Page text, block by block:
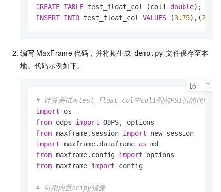
CREATE TABLE test_float_col (col1 double
INSERT INTO test_float_col VALUES (3.75),(2.51
编写 MaxFrame 代码，并将其生成 demo.py 文件保存至本
地。代码示例如下。
# 计算测试表test_float_col中col1列的PSI值的代码
import
from odps import
from maxframe.session import
import maxframe.dataframe as
from maxframe.config import
from maxframe import config
# 引用内置scipy镜像